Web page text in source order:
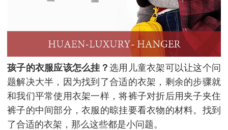
孩子的衣服应该怎么挂？ 选用儿童衣架可以让这个问
题解决大半，因为找到了合适的衣架，剩余的步骤就
和我们平常使用衣架一样，将裤子对折后用夹子夹住
裤子的中间部分，衣服的晾挂要看衣物的材料。找到
了合适的衣架，那么这些都是小问题。